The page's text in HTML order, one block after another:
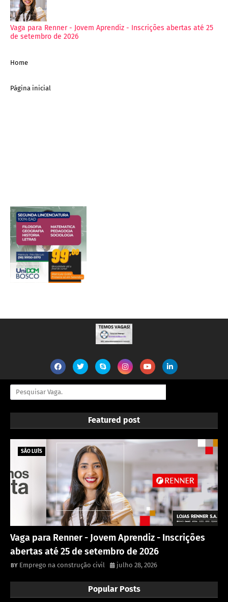
Vaga para Renner - Jovem Aprendiz - Inscrições abertas até 25
de setembro de 2026
Home
Página inicial
Featured post
SÃO LUÍS
Vaga para Renner - Jovem Aprendiz - Inscrições
abertas até 25 de setembro de 2026
Emprego na construção civil julho 28, 2026
Popular Posts